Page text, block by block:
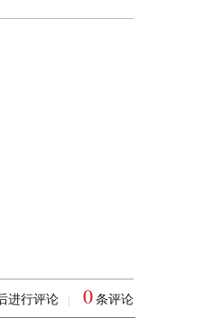
进行评论 0条评论